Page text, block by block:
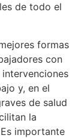
de todo el
formas
con
y, en el
de salud
la
importante